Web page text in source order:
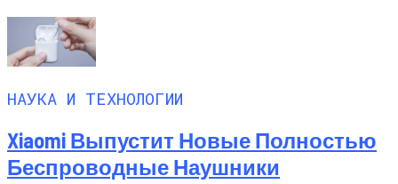
НАУКА И ТЕХНОЛОГИИ
Xiaomi Выпустит Новые Полностью
Беспроводные Наушники